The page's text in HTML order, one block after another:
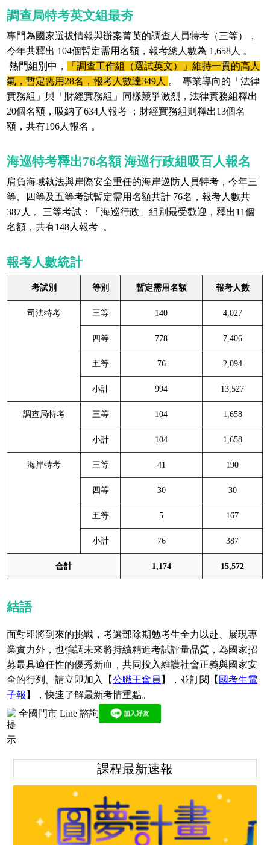
課程最新速報
調查局特考英文組最夯
專門為國家選拔情報與辦案菁英的調查人員特考（三等），
今年共釋出 104個暫定需用名額，報考總人數為 1,658人 。
熱門組別中，
「調查工作組（選試英文）」維持一貫的高人
氣，暫定需用28名，報考人數達349人 。 專業導向的「法律
實務組」與「財經實務組」同樣競爭激烈，法律實務組釋出
20個名額，吸納了634人報考 ；財經實務組則釋出13個名
額，共有196人報名 。
海巡特考釋出76名額 海巡行政組吸百人報名
肩負海域執法與岸際安全重任的海岸巡防人員特考，今年三
等、四等及五等考試暫定需用名額共計 76名，報考人數共
387人 。三等考試：「海巡行政」組別最受歡迎，釋出11個
名額，共有148人報考 。
報考人數統計
考試別 等別 暫定需用名額 報考人數
司法特考 三等 140 4,027
四等 778 7,406
五等 76 2,094
小計 994 13,527
調查局特考 三等 104 1,658
小計 104 1,658
海岸特考 三等 41 190
四等 30 30
五等 5 167
小計 76 387
合計 1,174 15,572
結語
面對即將到來的挑戰，考選部除期勉考生全力以赴、展現專
業實力外，也強調未來將持續精進考試評量品質，為國家招
募最具適任性的優秀新血，共同投入維護社會正義與國家安
全的行列。請立即加入【公職王會員 】，並訂閱【 國考生電
子報 】，快速了解最新考情重點。
全國門市 Line 諮詢